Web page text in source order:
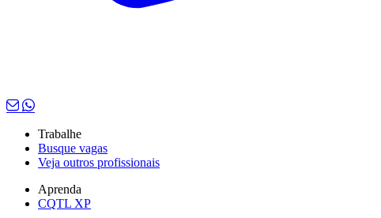
Trabalhe
Busque vagas
Veja outros profissionais
Aprenda
CQTL XP